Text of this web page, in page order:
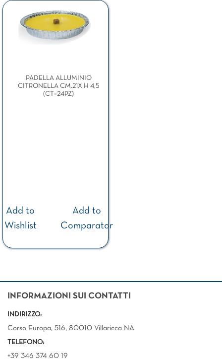
PADELLA ALLUMINIO
CITRONELLA CM.21X H 4,5
(CT=24PZ)
Add to
Wishlist
Add to
Comparator
INFORMAZIONI SUI CONTATTI
INDIRIZZO:
Corso Europa, 516, 80010 Villaricca NA
TELEFONO:
+39 346 374 60 19